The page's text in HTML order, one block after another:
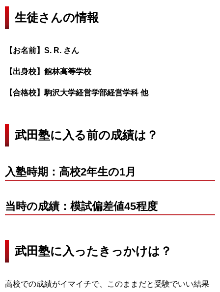
生徒さんの情報
【お名前】S. R. さん
【出身校】館林高等学校
【合格校】駒沢大学経営学部経営学科 他
武田塾に入る前の成績は？
入塾時期：高校2年生の1月
当時の成績：模試偏差値45程度
武田塾に入ったきっかけは？
高校での成績がイマイチで、このままだと受験でいい結果